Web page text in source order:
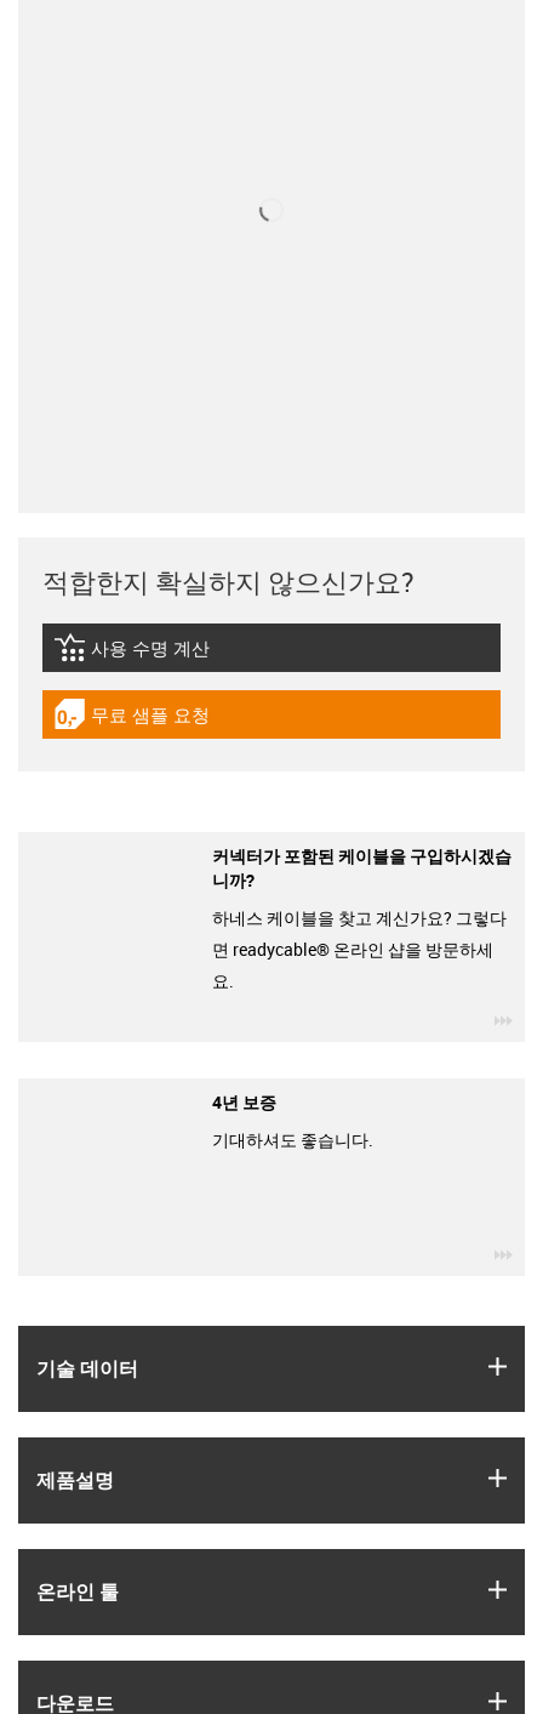
기술 데이터
제품­설명
온라인 툴
다운로드
적합한지 확실하지 않으신가요?
igus-icon-lebensdauerrechner
사용 수명 계산
igus-icon-gratismuster
무료 샘플 요청
커넥터가 포함된 케이블을 구입하시겠습
니까?
하네스 케이블을 찾고 계신가요? 그렇다
면 readycable® 온라인 샵을 방문하세
요.
4년 보증
기대하셔도 좋습니다.